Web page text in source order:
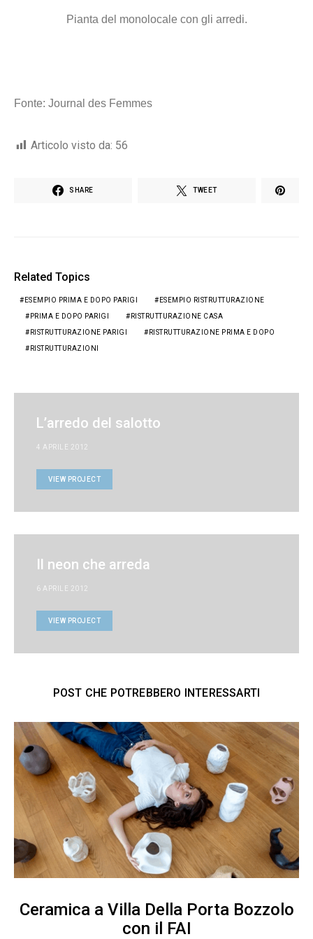
Pianta del monolocale con gli arredi.
Fonte: Journal des Femmes
Articolo visto da: 56
SHARE TWEET
Related Topics
ESEMPIO PRIMA E DOPO PARIGI ESEMPIO RISTRUTTURAZIONE
PRIMA E DOPO PARIGI RISTRUTTURAZIONE CASA
RISTRUTTURAZIONE PARIGI RISTRUTTURAZIONE PRIMA E DOPO
RISTRUTTURAZIONI
L’arredo del salotto
4 APRILE 2012
VIEW PROJECT
Il neon che arreda
6 APRILE 2012
VIEW PROJECT
POST CHE POTREBBERO INTERESSARTI
Ceramica a Villa Della Porta Bozzolo
con il FAI